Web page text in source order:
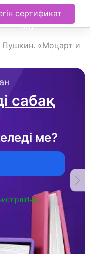
сертификат
алу
сабақ
ме?
«Моцарт и